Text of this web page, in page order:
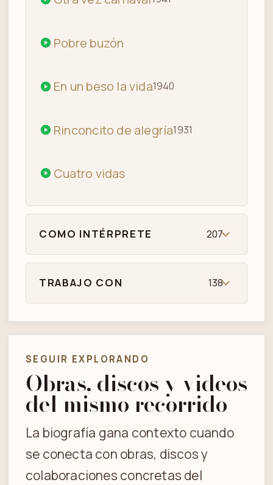
Pobre buzón
En un beso la vida1940
Rinconcito de alegría1931
Cuatro vidas
COMO INTÉRPRETE 207
TRABAJO CON 138
SEGUIR EXPLORANDO
Obras, discos y videos
del mismo recorrido
La biografía gana contexto cuando
se conecta con obras, discos y
colaboraciones concretas del